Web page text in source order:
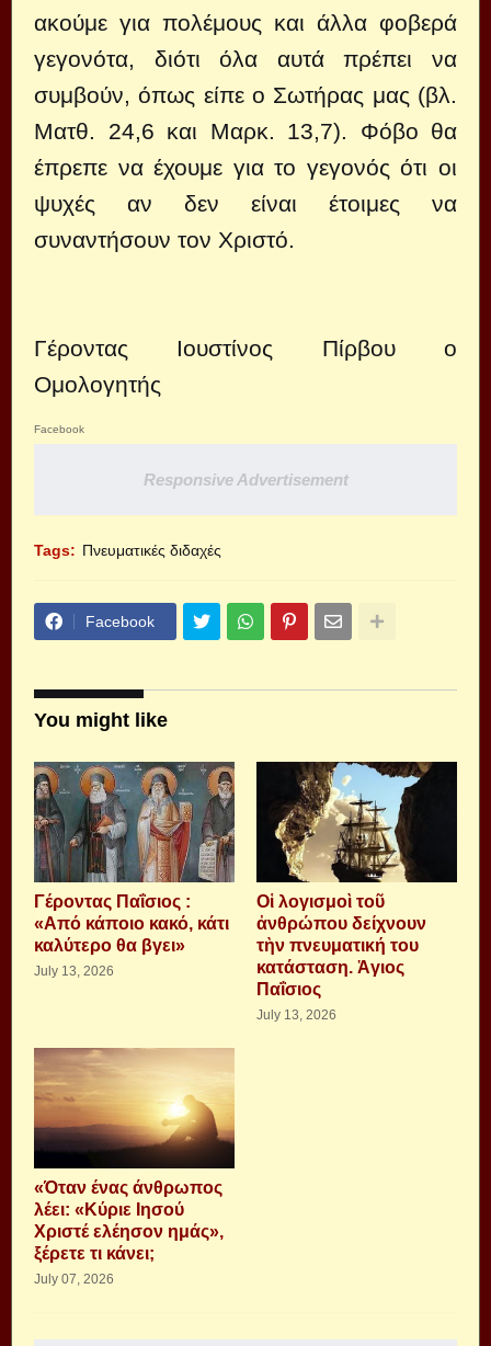
ακούμε για πολέμους και άλλα φοβερά
γεγονότα, διότι όλα αυτά πρέπει να
συμβούν, όπως είπε ο Σωτήρας μας (βλ.
Ματθ. 24,6 και Μαρκ. 13,7). Φόβο θα
έπρεπε να έχουμε για το γεγονός ότι οι
ψυχές αν δεν είναι έτοιμες να
συναντήσουν τον Χριστό.
Γέροντας Ιουστίνος Πίρβου ο
Ομολογητής
Facebook
Responsive Advertisement
Tags: Πνευματικές διδαχές
Facebook
You might like
Γέροντας Παΐσιος :
«Από κάποιο κακό, κάτι
καλύτερο θα βγει»
July 13, 2026
Οἱ λογισμοὶ τοῦ
ἀνθρώπου δείχνουν
τὴν πνευματική του
κατάσταση. Ἁγιος
Παΐσιος
July 13, 2026
«Όταν ένας άνθρωπος
λέει: «Κύριε Ιησού
Χριστέ ελέησον ημάς»,
ξέρετε τι κάνει;
July 07, 2026